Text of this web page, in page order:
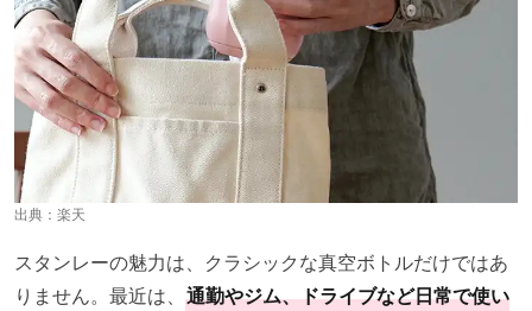
出典： 楽天
スタンレーの魅力は、クラシックな真空ボトルだけではあ
りません。最近は、 通勤やジム、ドライブなど日常で使い